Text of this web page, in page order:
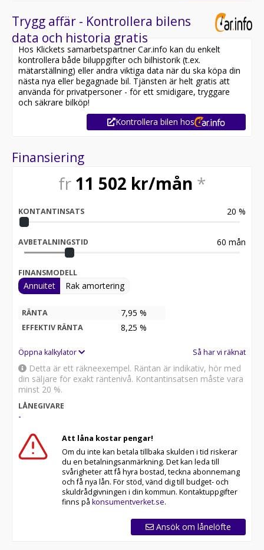
Trygg affär - Kontrollera bilens
data och historia gratis
Hos Klickets samarbetspartner Car.info kan du enkelt
kontrollera både biluppgifter och bilhistorik (t.ex.
mätarställning) eller andra viktiga data när du ska köpa din
nästa nya eller begagnade bil. Tjänsten är helt gratis att
använda för privatpersoner - för ett smidigare, tryggare
och säkrare bilköp!
Kontrollera bilen hos
Finansiering
fr 11 502 kr/mån *
KONTANTINSATS 20 %
AVBETALNINGSTID 60 mån
FINANSMODELL
Annuitet Rak amortering
RÄNTA 7,95 %
EFFEKTIV RÄNTA 8,25 %
Öppna kalkylator Så har vi räknat
Detta är ett räkneexempel. Räntan är indikativ, hör med
din säljare för exakt räntenivå. Kontantinsatsen måste vara
minst 20 %.
LÅNEGIVARE
-
Att låna kostar pengar!
Om du inte kan betala tillbaka skulden i tid riskerar
du en betalningsanmärkning. Det kan leda till
svårigheter att få hyra bostad, teckna abonnemang
och få nya lån. För stöd, vänd dig till budget- och
skuldrådgivningen i din kommun. Kontaktuppgifter
finns på konsumentverket.se.
Ansök om lånelöfte